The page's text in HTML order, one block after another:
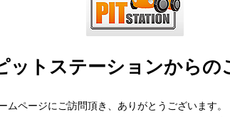
ットステーションからの
ページにご訪問頂き、ありがとうございます。